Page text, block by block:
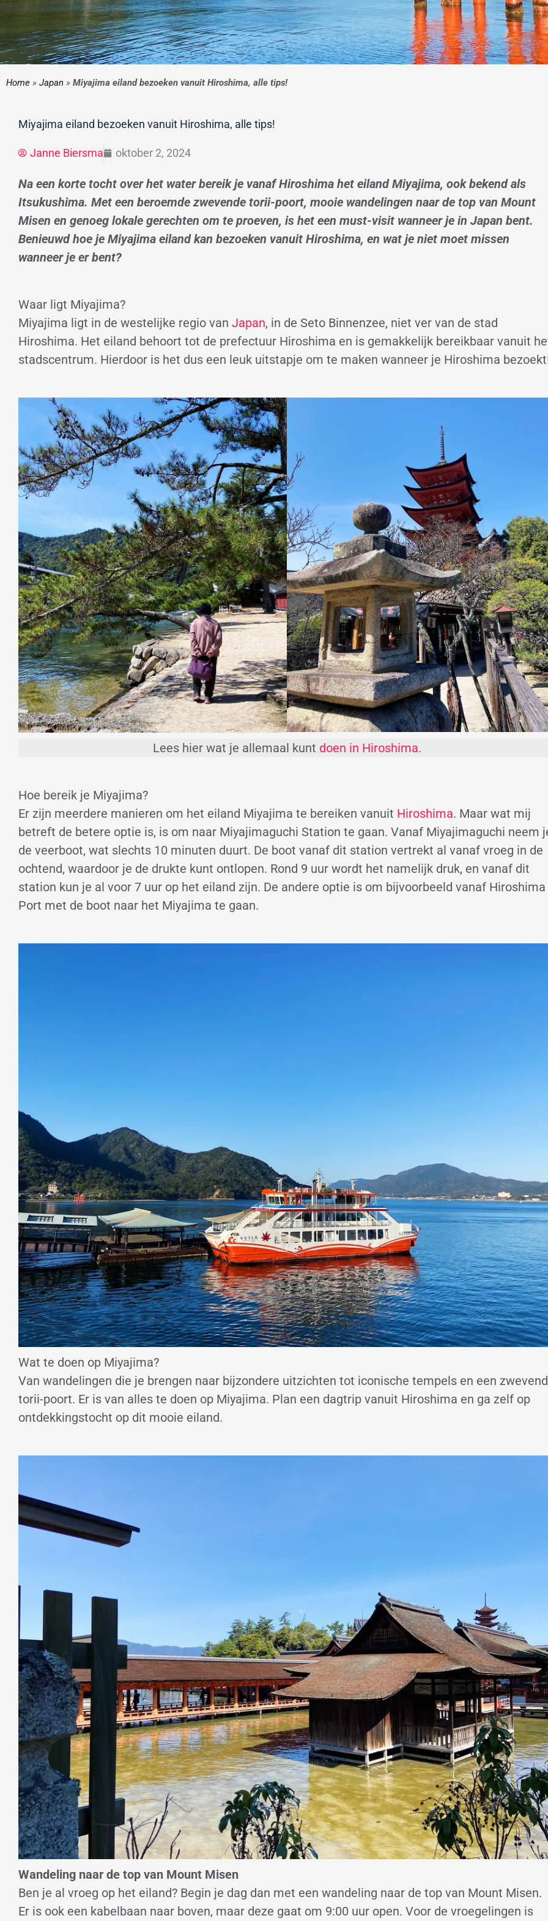
Home » Japan » Miyajima eiland bezoeken vanuit Hiroshima, alle tips!
Miyajima eiland bezoeken vanuit Hiroshima, alle tips!
Janne Biersma oktober 2, 2024
Na een korte tocht over het water bereik je vanaf Hiroshima het eiland Miyajima, ook bekend als
Itsukushima. Met een beroemde zwevende torii-poort, mooie wandelingen naar de top van Mount
Misen en genoeg lokale gerechten om te proeven, is het een must-visit wanneer je in Japan bent.
Benieuwd hoe je Miyajima eiland kan bezoeken vanuit Hiroshima, en wat je niet moet missen
wanneer je er bent?
Waar ligt Miyajima?
Miyajima ligt in de westelijke regio van Japan, in de Seto Binnenzee, niet ver van de stad
Hiroshima. Het eiland behoort tot de prefectuur Hiroshima en is gemakkelijk bereikbaar vanuit
stadscentrum. Hierdoor is het dus een leuk uitstapje om te maken wanneer je Hiroshima
Lees hier wat je allemaal kunt doen in Hiroshima.
Hoe bereik je Miyajima?
Er zijn meerdere manieren om het eiland Miyajima te bereiken vanuit Hiroshima. Maar wat mij
betreft de betere optie is, is om naar Miyajimaguchi Station te gaan. Vanaf Miyajimaguchi neem
de veerboot, wat slechts 10 minuten duurt. De boot vanaf dit station vertrekt al vanaf vroeg in de
ochtend, waardoor je de drukte kunt ontlopen. Rond 9 uur wordt het namelijk druk, en vanaf dit
station kun je al voor 7 uur op het eiland zijn. De andere optie is om bijvoorbeeld vanaf Hiroshima
Port met de boot naar het Miyajima te gaan.
Wat te doen op Miyajima?
Van wandelingen die je brengen naar bijzondere uitzichten tot iconische tempels en een
torii-poort. Er is van alles te doen op Miyajima. Plan een dagtrip vanuit Hiroshima en ga zelf op
ontdekkingstocht op dit mooie eiland.
Wandeling naar de top van Mount Misen
Ben je al vroeg op het eiland? Begin je dag dan met een wandeling naar de top van Mount Misen.
Er is ook een kabelbaan naar boven, maar deze gaat om 9:00 uur open. Voor de vroegelingen is